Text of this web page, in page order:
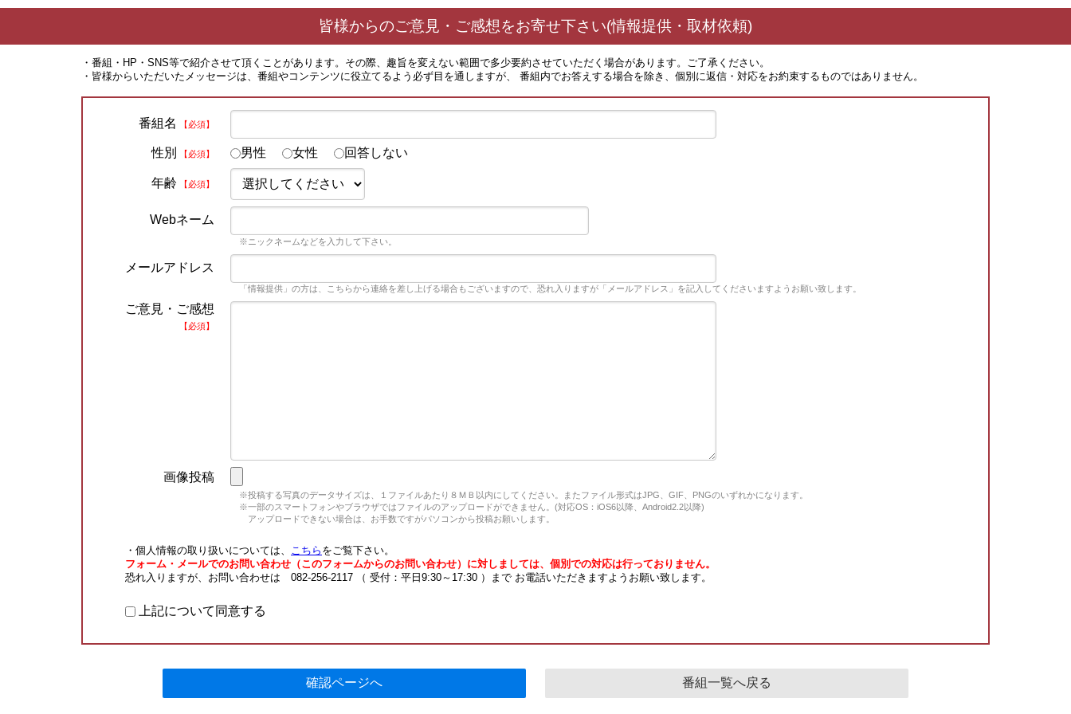
皆様からのご意見・ご感想をお寄せ下さい(情報提供・取材依頼)
・番組・HP・SNS等で紹介させて頂くことがあります。その際、趣旨を変えない範囲で多少要約させていただく場合があります。ご了承ください。
・皆様からいただいたメッセージは、番組やコンテンツに役立てるよう必ず目を通しますが、 番組内でお答えする場合を除き、個別に返信・対応をお約束するものではありません。
番組名 【必須】
性別 【必須】 男性 女性 回答しない
年齢 【必須】
Webネーム
※ニックネームなどを入力して下さい。
メールアドレス
「情報提供」の方は、こちらから連絡を差し上げる場合もございますので、恐れ入りますが「メールアドレス」を記入してくださいますようお願い致します。
ご意見・ご感想
【必須】
画像投稿
※投稿する写真のデータサイズは、１ファイルあたり８ＭＢ以内にしてください。またファイル形式はJPG、GIF、PNGのいずれかになります。
※一部のスマートフォンやブラウザではファイルのアップロードができません。(対応OS：iOS6以降、Android2.2以降)
アップロードできない場合は、お手数ですがパソコンから投稿お願いします。
・個人情報の取り扱いについては、 こちら をご覧下さい。
フォーム・メールでのお問い合わせ（このフォームからのお問い合わせ）に対しましては、個別での対応は行っておりません。
恐れ入りますが、お問い合わせは 082-256-2117 （ 受付：平日9:30～17:30 ）まで お電話いただきますようお願い致します。
上記について同意する
確認ページへ 番組一覧へ戻る